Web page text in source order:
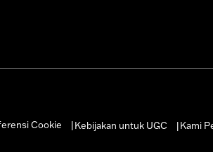
Cookie Kebijakan untuk UGC Kami